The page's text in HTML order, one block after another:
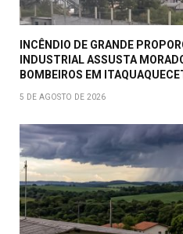
INCÊNDIO DE GRANDE
INDUSTRIAL ASSUSTA
BOMBEIROS EM
5 DE AGOSTO DE 2026